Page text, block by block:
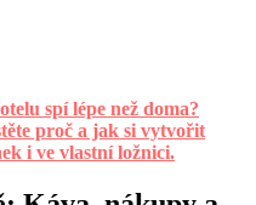
spí lépe než doma?
proč a jak si vytvořit
i ve vlastní ložnici.